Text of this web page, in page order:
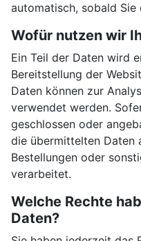
automatisch, sobald Sie
Wofür nutzen wir
Ein Teil der Daten wird
Bereitstellung der
Daten können zur
verwendet werden.
geschlossen oder
die übermittelten Daten
Bestellungen oder
verarbeitet.
Welche Rechte
Daten?